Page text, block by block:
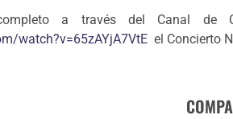
a través del Canal de
watch?v=65zAYjA7VtE el Concierto